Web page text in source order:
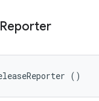
Reporter
()